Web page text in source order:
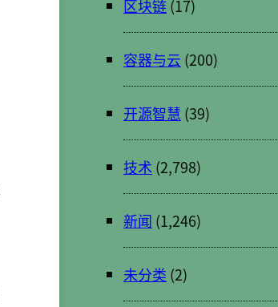
区块链(17)
容器与云 (200)
开源智慧 (39)
技术 (2,798)
新闻 (1,246)
未分类 (2)